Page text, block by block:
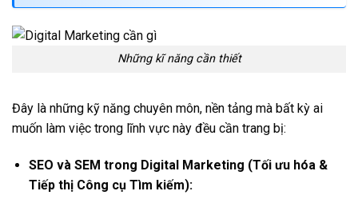
Những kĩ năng cần thiết
Đây là những kỹ năng chuyên môn, nền tảng mà bất kỳ ai
muốn làm việc trong lĩnh vực này đều cần trang bị:
SEO và SEM trong Digital Marketing (Tối ưu hóa &
Tiếp thị Công cụ Tìm kiếm):